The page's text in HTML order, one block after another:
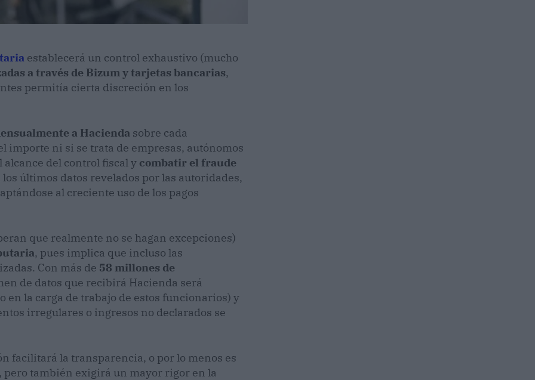
establecerá un control exhaustivo (mucho
a través de Bizum y tarjetas bancarias,
permitía cierta discreción en los
a Hacienda sobre cada
importe ni si se trata de empresas, autónomos
del control fiscal y combatir el fraude
los últimos datos revelados por las autoridades,
al creciente uso de los pagos
que realmente no se hagan excepciones)
, pues implica que incluso las
Con más de 58 millones de
de datos que recibirá Hacienda será
la carga de trabajo de estos funcionarios) y
irregulares o ingresos no declarados se
facilitará la transparencia, o por lo menos es
pero también exigirá un mayor rigor en la